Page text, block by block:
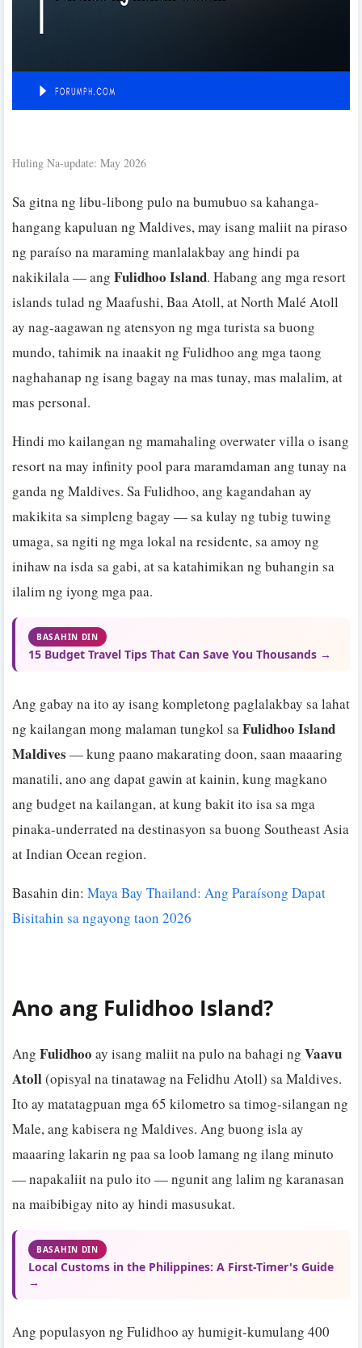
Huling Na-update: May 2026
Sa gitna ng libu-libong pulo na bumubuo sa kahanga-
hangang kapuluan ng Maldives, may isang maliit na piraso
ng paraíso na maraming manlalakbay ang hindi pa
nakikilala — ang Fulidhoo Island. Habang ang mga resort
islands tulad ng Maafushi, Baa Atoll, at North Malé Atoll
ay nag-aagawan ng atensyon ng mga turista sa buong
mundo, tahimik na inaakit ng Fulidhoo ang mga taong
naghahanap ng isang bagay na mas tunay, mas malalim, at
mas personal.
Hindi mo kailangan ng mamahaling overwater villa o isang
resort na may infinity pool para maramdaman ang tunay na
ganda ng Maldives. Sa Fulidhoo, ang kagandahan ay
makikita sa simpleng bagay — sa kulay ng tubig tuwing
umaga, sa ngiti ng mga lokal na residente, sa amoy ng
inihaw na isda sa gabi, at sa katahimikan ng buhangin sa
ilalim ng iyong mga paa.
BASAHIN DIN
15 Budget Travel Tips That Can Save You Thousands →
Ang gabay na ito ay isang kompletong paglalakbay sa lahat
ng kailangan mong malaman tungkol saFulidhoo Island
Maldives — kung paano makarating doon, saan maaaring
manatili, ano ang dapat gawin at kainin, kung magkano
ang budget na kailangan, at kung bakit ito isa sa mga
pinaka-underrated na destinasyon sa buong Southeast Asia
at Indian Ocean region.
Basahin din: Maya Bay Thailand: Ang Paraísong Dapat
Bisitahin sa ngayong taon 2026
Ano ang Fulidhoo Island?
Ang Fulidhoo ay isang maliit na pulo na bahagi ng Vaavu
Atoll(opisyal na tinatawag na Felidhu Atoll) sa Maldives.
Ito ay matatagpuan mga 65 kilometro sa timog-silangan ng
Male, ang kabisera ng Maldives. Ang buong isla ay
maaaring lakarin ng paa sa loob lamang ng ilang minuto
— napakaliit na pulo ito — ngunit ang lalim ng karanasan
na maibibigay nito ay hindi masusukat.
BASAHIN DIN
Local Customs in the Philippines: A First-Timer's Guide
→
Ang populasyon ng Fulidhoo ay humigit-kumulang 400